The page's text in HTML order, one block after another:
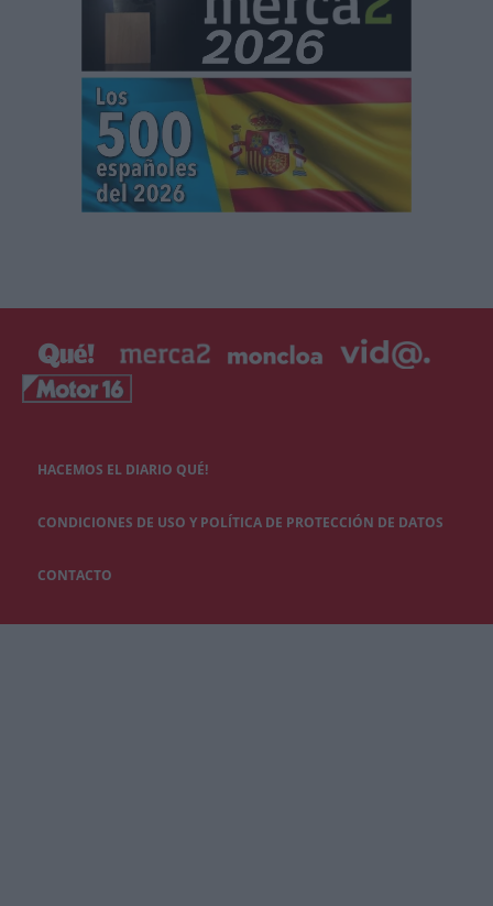
HACEMOS EL DIARIO QUÉ!
CONDICIONES DE USO Y POLÍTICA DE PROTECCIÓN DE DATOS
CONTACTO